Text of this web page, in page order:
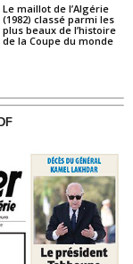
Le maillot de l’Algérie
(1982) classé parmi les
plus beaux de l’histoire
de la Coupe du monde